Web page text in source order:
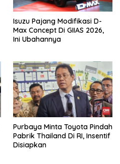
Isuzu Pajang Modifikasi D-
Max Concept Di GIIAS 2026,
Ini Ubahannya
Purbaya Minta Toyota Pindah
Pabrik Thailand Di RI, Insentif
Disiapkan